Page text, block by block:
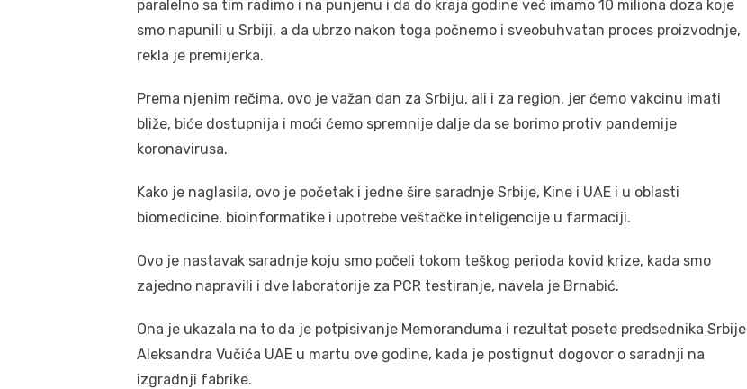
paralelno sa tim radimo i na punjenu i da do kraja godine već imamo 10 miliona doza koje
smo napunili u Srbiji, a da ubrzo nakon toga počnemo i sveobuhvatan proces proizvodnje,
rekla je premijerka.
Prema njenim rečima, ovo je važan dan za Srbiju, ali i za region, jer ćemo vakcinu imati
bliže, biće dostupnija i moći ćemo spremnije dalje da se borimo protiv pandemije
koronavirusa.
Kako je naglasila, ovo je početak i jedne šire saradnje Srbije, Kine i UAE i u oblasti
biomedicine, bioinformatike i upotrebe veštačke inteligencije u farmaciji.
Ovo je nastavak saradnje koju smo počeli tokom teškog perioda kovid krize, kada smo
zajedno napravili i dve laboratorije za PCR testiranje, navela je Brnabić.
Ona je ukazala na to da je potpisivanje Memoranduma i rezultat posete predsednika Srbije
Aleksandra Vučića UAE u martu ove godine, kada je postignut dogovor o saradnji na
izgradnji fabrike.